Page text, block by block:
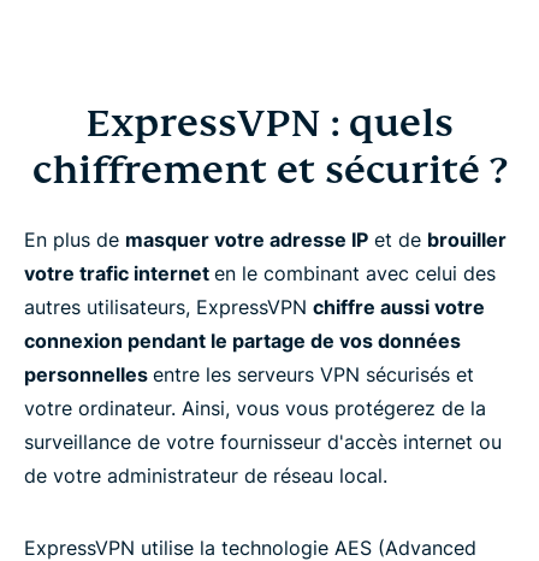
Téléchargez ExpressVPN sur tous vos appareils
FAQ
En savoir plus ! Comment utiliser un VPN
Prêt à essayer le meilleur VPN ?
ExpressVPN : quels
chiffrement et sécurité ?
En plus de masquer votre adresse IP et de brouiller
votre trafic internet en le combinant avec celui des
autres utilisateurs, ExpressVPN chiffre aussi votre
connexion pendant le partage de vos données
personnelles entre les serveurs VPN sécurisés et
votre ordinateur. Ainsi, vous vous protégerez de la
surveillance de votre fournisseur d'accès internet ou
de votre administrateur de réseau local.
ExpressVPN utilise la technologie AES (Advanced